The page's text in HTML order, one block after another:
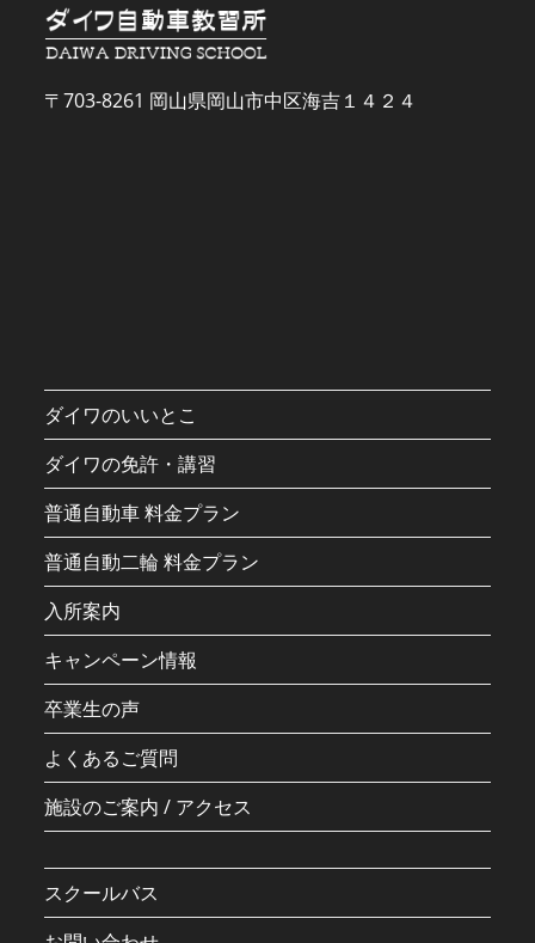
〒703-8261 岡山県岡山市中区海吉１４２４
ダイワのいいとこ
ダイワの免許・講習
普通自動車 料金プラン
普通自動二輪 料金プラン
入所案内
キャンペーン情報
卒業生の声
よくあるご質問
施設のご案内 / アクセス
スクールバス